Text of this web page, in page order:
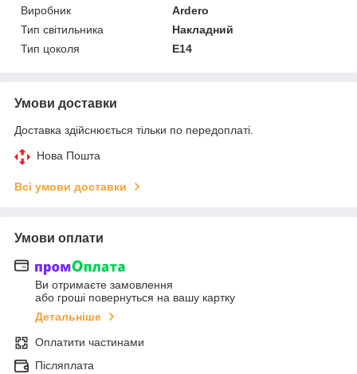
Виробник
Ardero
Тип світильника
Накладний
Тип цоколя
E14
Умови доставки
Доставка здійснюється тільки по передоплаті.
Нова Пошта
Всі умови доставки
Умови оплати
Ви отримаєте замовлення
або гроші повернуться на вашу картку
Детальніше
Оплатити частинами
Післяплата